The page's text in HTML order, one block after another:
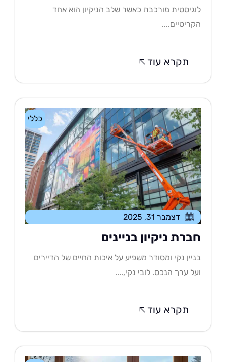
מורכבת כאשר שלב הניקיון הוא אחד
תקרא עוד
כללי
דצמבר 31, 2025
ניקיון בניינים
נקי ומסודר משפיע על איכות החיים של הדיירים
ערך הנכס. לובי נקי,....
תקרא עוד